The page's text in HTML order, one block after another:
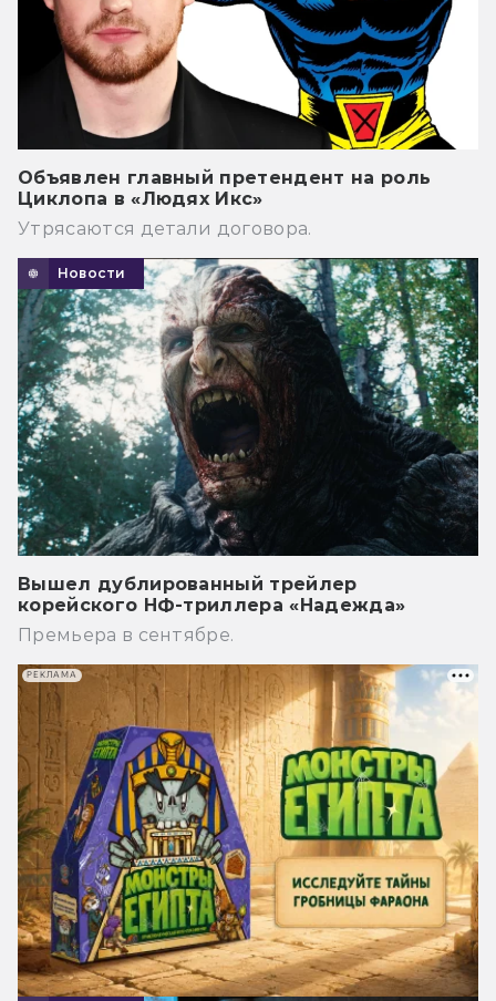
Объявлен главный претендент на роль
Циклопа в «Людях Икс»
Утрясаются детали договора.
Новости
Вышел дублированный трейлер
корейского НФ-триллера «Надежда»
Премьера в сентябре.
РЕКЛАМА